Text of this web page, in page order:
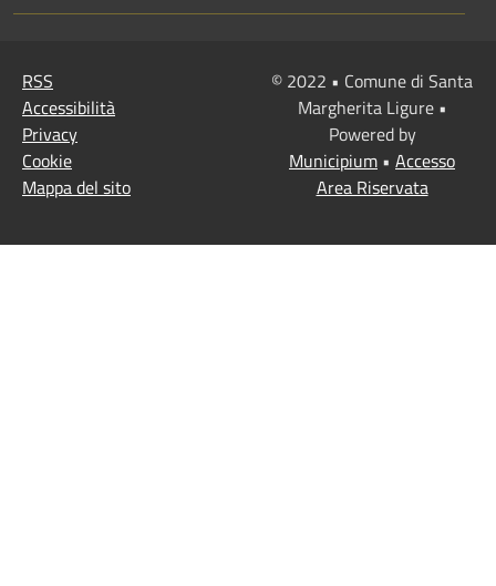
RSS
Accessibilità
Privacy
Cookie
Mappa del sito
© 2022 • Comune di Santa
Margherita Ligure •
Powered by
Municipium • Accesso
Area Riservata